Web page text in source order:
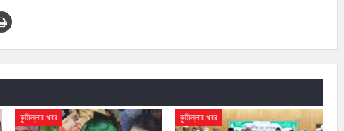
কুমিল্লার খবর কুমিল্লার খবর